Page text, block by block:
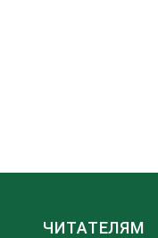
ЧИТАТЕЛЯМ